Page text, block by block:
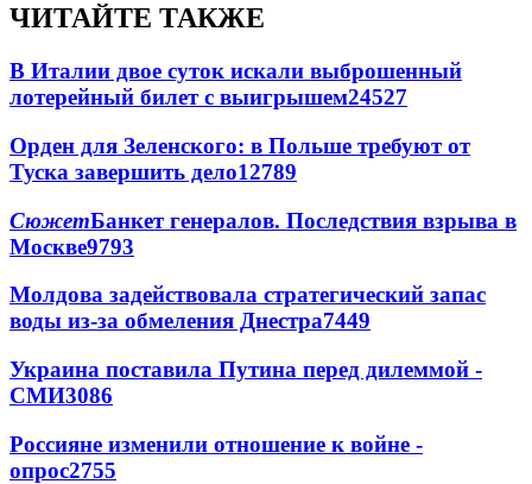
ЧИТАЙТЕ ТАКЖЕ
В Италии двое суток искали выброшенный
лотерейный билет с выигрышем24527
Орден для Зеленского: в Польше требуют от
Туска завершить дело12789
СюжетБанкет генералов. Последствия взрыва в
Москве9793
Молдова задействовала стратегический запас
воды из-за обмеления Днестра7449
Украина поставила Путина перед дилеммой -
СМИ3086
Россияне изменили отношение к войне -
опрос2755